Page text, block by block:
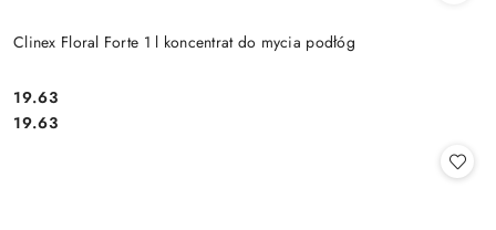
Clinex Floral Forte 1 l koncentrat do mycia podłóg
Cena:
19.63
Cena:
19.63